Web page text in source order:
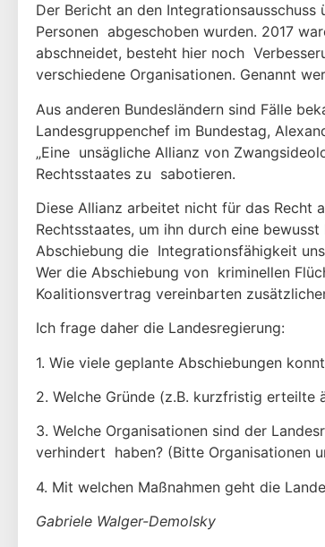
Der Bericht an den
Personen abgeschoben wurden. 2017
abschneidet, besteht hier noch
verschiedene Organisationen. Genannt
Aus anderen Bundesländern sind Fälle
Landesgruppenchef im Bundestag,
„Eine unsägliche Allianz von
Rechtsstaates zu sabotieren.
Diese Allianz arbeitet nicht für das
Rechtsstaates, um ihn durch eine
Abschiebung die Integrationsfähigkeit
Wer die Abschiebung von kriminellen
Koalitionsvertrag vereinbarten
Ich frage daher die Landesregierung:
1. Wie viele geplante Abschiebungen
2. Welche Gründe (z.B. kurzfristig
3. Welche Organisationen sind der
verhindert haben? (Bitte Organisationen
4. Mit welchen Maßnahmen geht die
Gabriele Walger-Demolsky